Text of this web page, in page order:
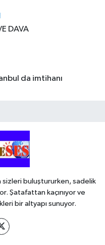
DAVA
da imtihanı
buluştururken, sadelik
Şatafattan kaçınıyor ve
bir altyapı sunuyor.